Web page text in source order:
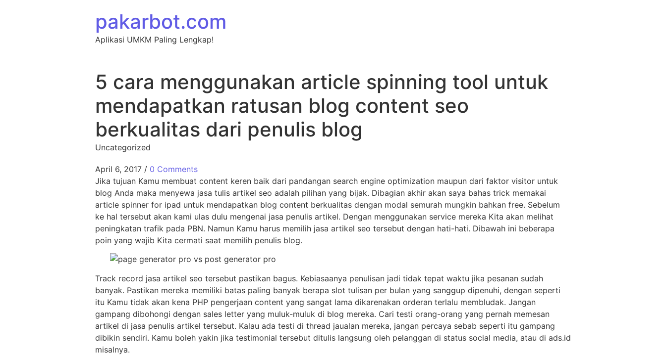
pakarbot.com
Aplikasi UMKM Paling Lengkap!
5 cara menggunakan article spinning tool untuk
mendapatkan ratusan blog content seo
berkualitas dari penulis blog
Uncategorized
April 6, 2017 / 0 Comments
Jika tujuan Kamu membuat content keren baik dari pandangan search engine optimization maupun dari faktor visitor untuk
blog Anda maka menyewa jasa tulis artikel seo adalah pilihan yang bijak. Dibagian akhir akan saya bahas trick memakai
article spinner for ipad untuk mendapatkan blog content berkualitas dengan modal semurah mungkin bahkan free. Sebelum
ke hal tersebut akan kami ulas dulu mengenai jasa penulis artikel. Dengan menggunakan service mereka Kita akan melihat
peningkatan trafik pada PBN. Namun Kamu harus memilih jasa artikel seo tersebut dengan hati-hati. Dibawah ini beberapa
poin yang wajib Kita cermati saat memilih penulis blog.
Track record jasa artikel seo tersebut pastikan bagus. Kebiasaanya penulisan jadi tidak tepat waktu jika pesanan sudah
banyak. Pastikan mereka memiliki batas paling banyak berapa slot tulisan per bulan yang sanggup dipenuhi, dengan seperti
itu Kamu tidak akan kena PHP pengerjaan content yang sangat lama dikarenakan orderan terlalu membludak. Jangan
gampang dibohongi dengan sales letter yang muluk-muluk di blog mereka. Cari testi orang-orang yang pernah memesan
artikel di jasa penulis artikel tersebut. Kalau ada testi di thread jaualan mereka, jangan percaya sebab seperti itu gampang
dibikin sendiri. Kamu boleh yakin jika testimonial tersebut ditulis langsung oleh pelanggan di status social media, atau di ads.id
misalnya.